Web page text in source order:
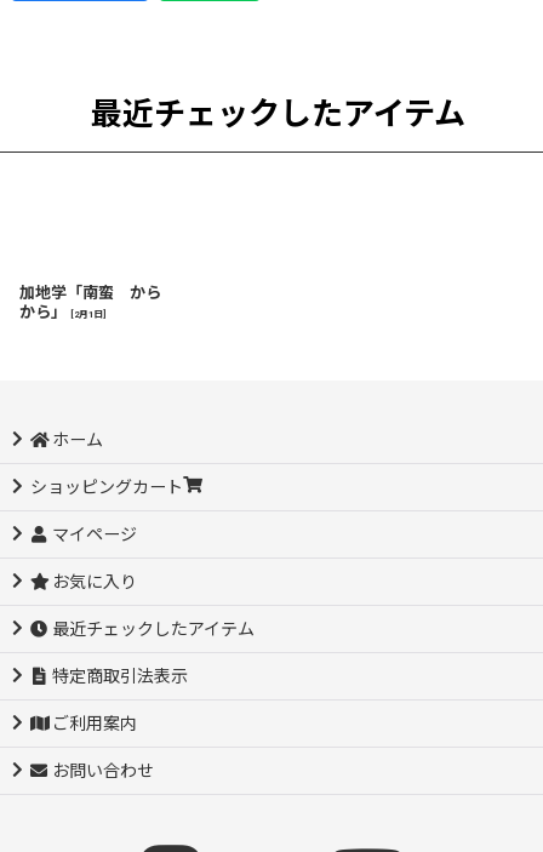
最近チェックしたアイテム
加地学「南蛮 から
から」
2月1日
ホーム
ショッピングカート
マイページ
お気に入り
最近チェックしたアイテム
特定商取引法表示
ご利用案内
お問い合わせ